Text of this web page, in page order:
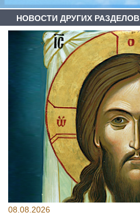
НОВОСТИ ДРУГИХ РАЗДЕЛОВ
08.08.2026